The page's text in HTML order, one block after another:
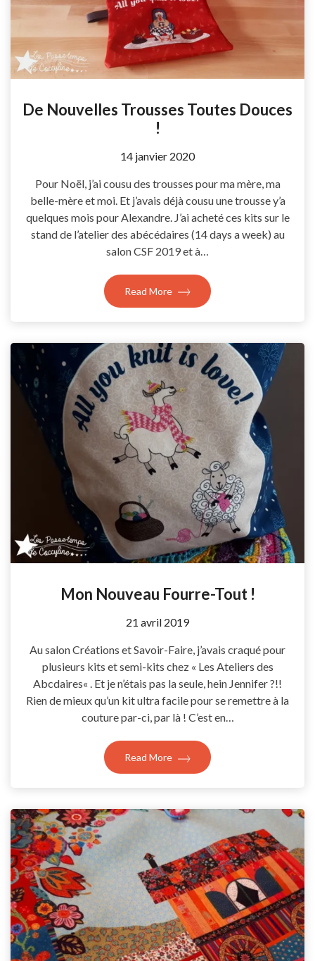
De Nouvelles Trousses Toutes Douces
!
by
14 janvier 2020
Pour Noël, j’ai cousu des trousses pour ma mère, ma
belle-mère et moi. Et j’avais déjà cousu une trousse y’a
quelques mois pour Alexandre. J’ai acheté ces kits sur le
stand de l’atelier des abécédaires (14 days a week) au
salon CSF 2019 et à…
Read More
Mon Nouveau Fourre-Tout !
by
21 avril 2019
Au salon Créations et Savoir-Faire, j’avais craqué pour
plusieurs kits et semi-kits chez « Les Ateliers des
Abcdaires« . Et je n’étais pas la seule, hein Jennifer ?!!
Rien de mieux qu’un kit ultra facile pour se remettre à la
couture par-ci, par là ! C’est en…
Read More